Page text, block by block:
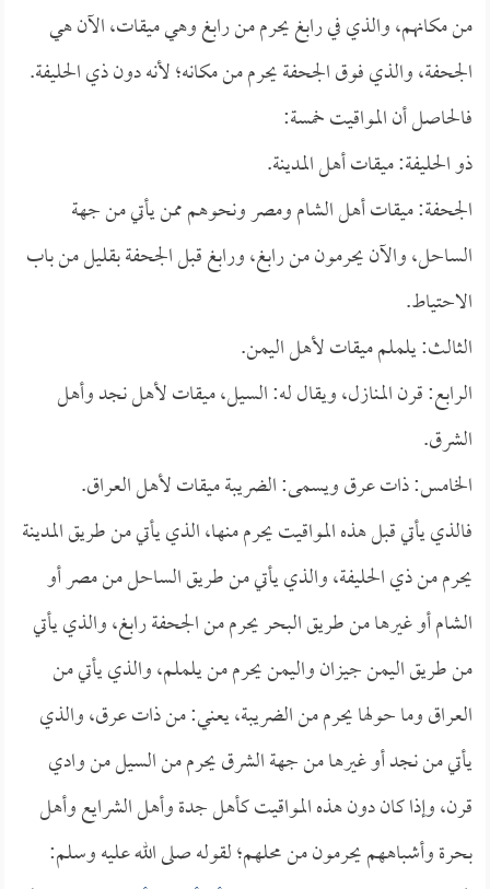
من مكانهم، والذي في رابغ يحرم من رابغ وهي ميقات، الآن هي
الجحفة، والذي فوق الجحفة يحرم من مكانه؛ لأنه دون ذي الحليفة.
فالحاصل أن المواقيت خمسة:
ذو الحليفة: ميقات أهل المدينة.
الجحفة: ميقات أهل الشام ومصر ونحوهم ممن يأتي من جهة
الساحل، والآن يحرمون من رابغ، ورابغ قبل الجحفة بقليل من باب
الاحتياط.
الثالث: يلملم ميقات لأهل اليمن.
الرابع: قرن المنازل، ويقال له: السيل، ميقات لأهل نجد وأهل
الشرق.
الخامس: ذات عرق ويسمى: الضريبة ميقات لأهل العراق.
فالذي يأتي قبل هذه المواقيت يحرم منها، الذي يأتي من طريق المدينة
يحرم من ذي الحليفة، والذي يأتي من طريق الساحل من مصر أو
الشام أو غيرها من طريق البحر يحرم من الجحفة رابغ، والذي يأتي
من طريق اليمن جيزان واليمن يحرم من يلملم، والذي يأتي من
العراق وما حولها يحرم من الضريبة، يعني: من ذات عرق، والذي
يأتي من نجد أو غيرها من جهة الشرق يحرم من السيل من وادي
قرن، وإذا كان دون هذه المواقيت كأهل جدة وأهل الشرايع وأهل
بحرة وأشباههم يحرمون من محلهم؛ لقوله صلى الله عليه وسلم: